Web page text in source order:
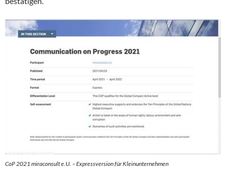
CoP 2021 miraconsult e.U. – Expressversion für Kleinunternehmen